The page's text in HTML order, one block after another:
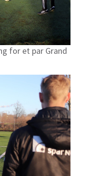
for et par Grand